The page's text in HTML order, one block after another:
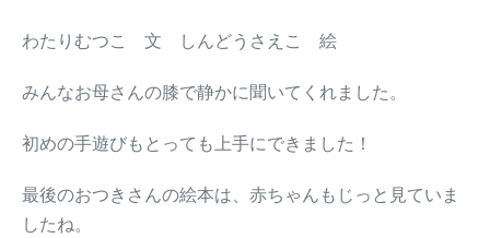
わたりむつこ 文 しんどうさえこ 絵
みんなお母さんの膝で静かに聞いてくれました。
初めの手遊びもとっても上手にできました！
最後のおつきさんの絵本は、赤ちゃんもじっと見ていま
したね。